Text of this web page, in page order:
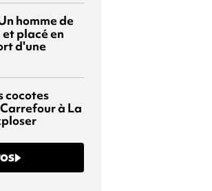
homme de
et placé en
d'une
cocotes
à La